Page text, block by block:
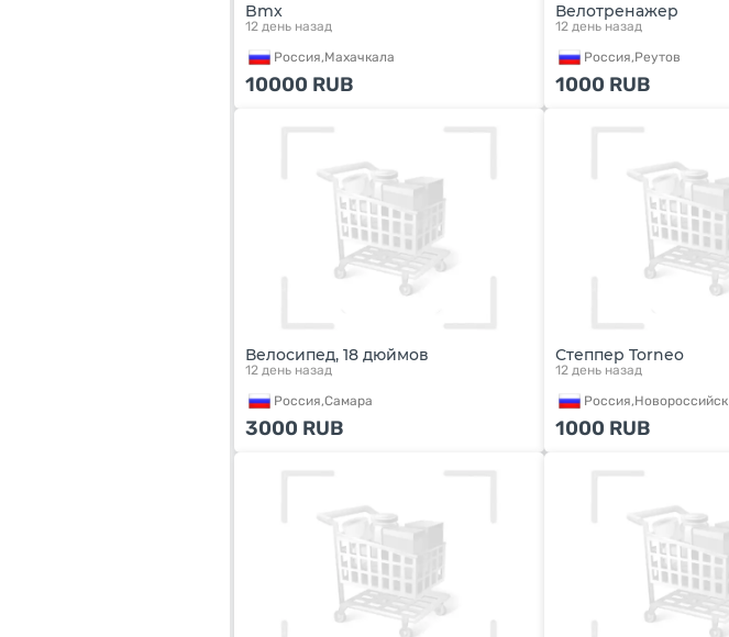
Bmx
12 день назад
Россия,Махачкала
10000 RUB
Велотренажер
12 день назад
Россия,Реутов
1000 RUB
Велосипед, 18 дюймов
12 день назад
Россия,Самара
3000 RUB
Степпер Torneo
12 день назад
Россия,Новороссийск
1000 RUB